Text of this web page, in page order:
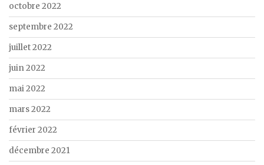
octobre 2022
septembre 2022
juillet 2022
juin 2022
mai 2022
mars 2022
février 2022
décembre 2021